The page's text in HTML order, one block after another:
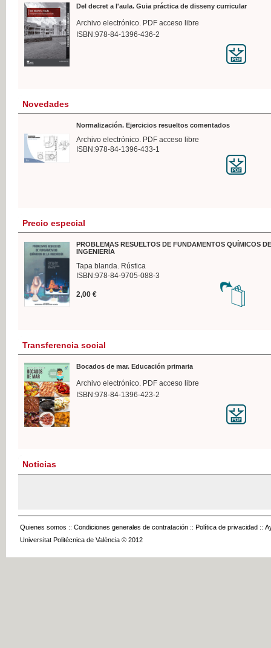
Del decret a l'aula. Guia práctica de disseny curricular
Archivo electrónico. PDF acceso libre
ISBN:978-84-1396-436-2
Novedades
Normalización. Ejercicios resueltos comentados
Archivo electrónico. PDF acceso libre
ISBN:978-84-1396-433-1
Precio especial
PROBLEMAS RESUELTOS DE FUNDAMENTOS QUÍMICOS
INGENIERÍA
Tapa blanda. Rústica
ISBN:978-84-9705-088-3
2,00 €
Transferencia social
Bocados de mar. Educación primaria
Archivo electrónico. PDF acceso libre
ISBN:978-84-1396-423-2
Noticias
Quienes somos :: Condiciones generales de contratación :: Política de privacidad ::
Universitat Politècnica de València © 2012